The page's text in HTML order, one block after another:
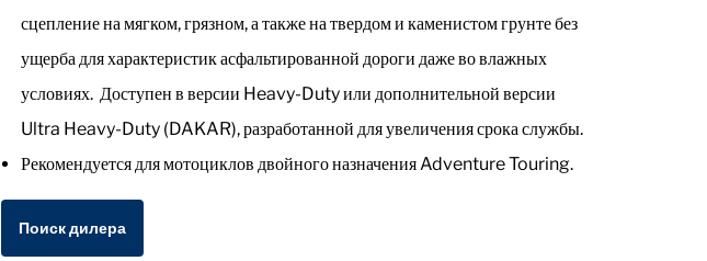
сцепление на мягком, грязном, а также на твердом и каменистом грунте без
ущерба для характеристик асфальтированной дороги даже во влажных
условиях. Доступен в версии Heavy-Duty или дополнительной версии
Ultra Heavy-Duty (DAKAR), разработанной для увеличения срока службы.
Рекомендуется для мотоциклов двойного назначения Adventure Touring.
Поиск дилера